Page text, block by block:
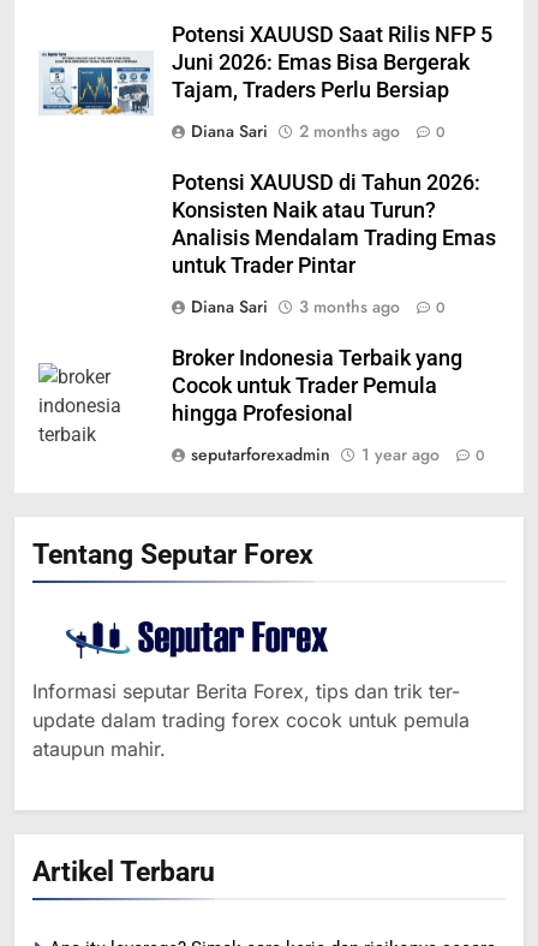
Potensi XAUUSD Saat Rilis NFP 5
Juni 2026: Emas Bisa Bergerak
Tajam, Traders Perlu Bersiap
Diana Sari
2 months ago 0
Potensi XAUUSD di Tahun 2026:
Konsisten Naik atau Turun?
Analisis Mendalam Trading Emas
untuk Trader Pintar
Diana Sari
3 months ago 0
Broker Indonesia Terbaik yang
Cocok untuk Trader Pemula
hingga Profesional
seputarforexadmin
1 year ago 0
Tentang Seputar Forex
Informasi seputar Berita Forex, tips dan trik ter-
update dalam trading forex cocok untuk pemula
ataupun mahir.
Artikel Terbaru
364
PRODUKSI SAUDI
BERITA FOREX
365
ADANYA PERINGATAN